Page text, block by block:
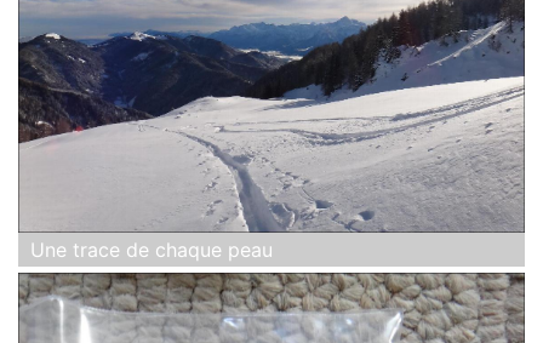
Une trace de chaque peau